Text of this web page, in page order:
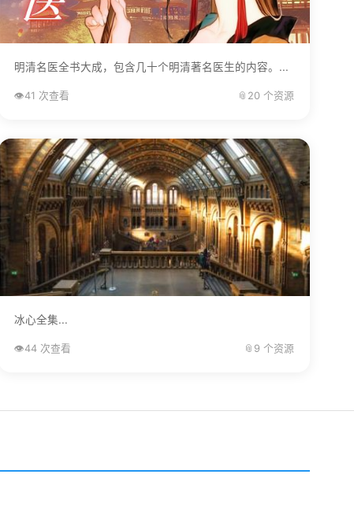
明清名医全书大成，包含几十个明清著名医生的内容。...
👁️41 次查看 📎 20 个资源
冰心全集...
👁️44 次查看 📎 9 个资源